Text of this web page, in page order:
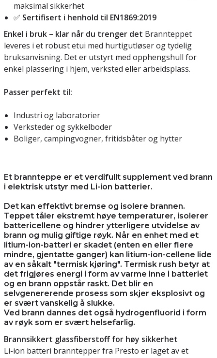
maksimal sikkerhet
✅ Sertifisert i henhold til EN1869:2019
Enkel i bruk – klar når du trenger det Brannteppet
leveres i et robust etui med hurtigutløser og tydelig
bruksanvisning. Det er utstyrt med opphengshull for
enkel plassering i hjem, verksted eller arbeidsplass.
Passer perfekt til:
Industri og laboratorier
Verksteder og sykkelboder
Boliger, campingvogner, fritidsbåter og hytter
Et brannteppe er et verdifullt supplement ved brann
i elektrisk utstyr med Li-ion batterier.
Det kan effektivt bremse og isolere brannen.
Teppet tåler ekstremt høye temperaturer, isolerer
battericellene og hindrer ytterligere utvidelse av
brann og mulig giftige røyk. Når en enhet med et
litium-ion-batteri er skadet (enten en eller flere
mindre, gjentatte ganger) kan litium-ion-cellene lide
av en såkalt "termisk kjøring". Termisk rush betyr at
det frigjøres energi i form av varme inne i batteriet
og en brann oppstår raskt. Det blir en
selvgenererende prosess som skjer eksplosivt og
er svært vanskelig å slukke.
Ved brann dannes det også hydrogenfluorid i form
av røyk som er svært helsefarlig.
Brannsikkert glassfiberstoff for høy sikkerhet
Li-ion batteri branntepper fra Presto er laget av et